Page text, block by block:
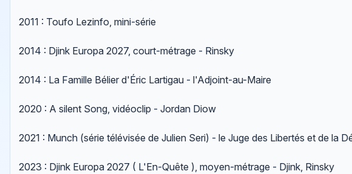
2011 : Toufo Lezinfo, mini-série
2014 : Djink Europa 2027, court-métrage - Rinsky
2014 : La Famille Bélier d'Éric Lartigau - l'Adjoint-au-Maire
2020 : A silent Song, vidéoclip - Jordan Diow
2021 : Munch (série télévisée de Julien Seri) - le Juge des Libertés et de la
2023 : Djink Europa 2027 ( L'En-Quête ), moyen-métrage - Djink, Rinsky